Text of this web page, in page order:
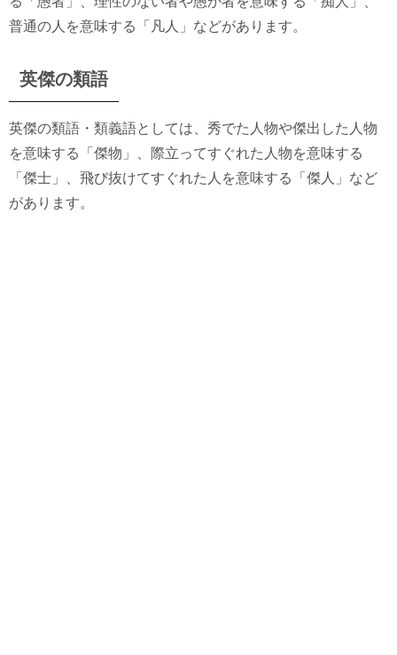
普通の人を意味する「凡人」などがあります。
英傑の類語
英傑の類語・類義語としては、秀でた人物や傑出した人物
を意味する「傑物」、際立ってすぐれた人物を意味する
「傑士」、飛び抜けてすぐれた人を意味する「傑人」など
があります。